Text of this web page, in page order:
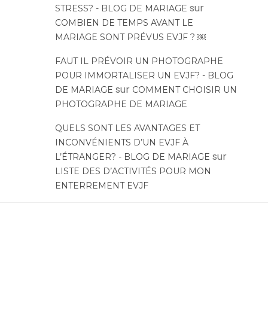
STRESS? - BLOG DE MARIAGE sur
COMBIEN DE TEMPS AVANT LE
MARIAGE SONT PRÉVUS EVJF ? ￼
FAUT IL PRÉVOIR UN PHOTOGRAPHE
POUR IMMORTALISER UN EVJF? - BLOG
DE MARIAGE sur COMMENT CHOISIR UN
PHOTOGRAPHE DE MARIAGE
QUELS SONT LES AVANTAGES ET
INCONVÉNIENTS D’UN EVJF À
L’ÉTRANGER? - BLOG DE MARIAGE sur
LISTE DES D’ACTIVITÉS POUR MON
ENTERREMENT EVJF